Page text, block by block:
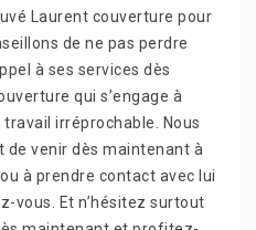
Laurent couverture pour
de ne pas perdre
à ses services dès
qui s’engage à
irréprochable. Nous
venir dès maintenant à
à prendre contact avec lui
vous. Et n’hésitez surtout